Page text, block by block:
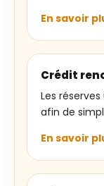
En savoir
Crédit
Les
afin de
En savoir